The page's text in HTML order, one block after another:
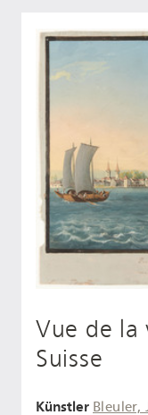
Vue de la
Suisse
Künstler Bleuler,